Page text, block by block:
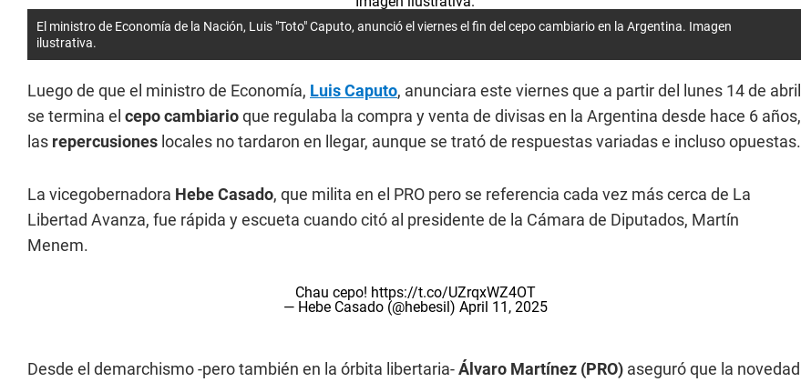
El ministro de Economía de la Nación, Luis "Toto" Caputo, anunció el viernes el fin del cepo cambiario en la Argentina. Imagen
ilustrativa.
Luego de que el ministro de Economía, Luis Caputo, anunciara este viernes que a partir del lunes 14 de abril
se termina el cepo cambiarioque regulaba la compra y venta de divisas en la Argentina desde hace 6 años,
las repercusiones locales no tardaron en llegar, aunque se trató de respuestas variadas e incluso opuestas.
La vicegobernadora Hebe Casado, que milita en el PRO pero se referencia cada vez más cerca de La
Libertad Avanza, fue rápida y escueta cuando citó al presidente de la Cámara de Diputados, Martín
Menem.
Chau cepo! https://t.co/UZrqxWZ4OT
— Hebe Casado (@hebesil) April 11, 2025
Desde el demarchismo -pero también en la órbita libertaria-Álvaro Martínez (PRO) aseguró que la novedad